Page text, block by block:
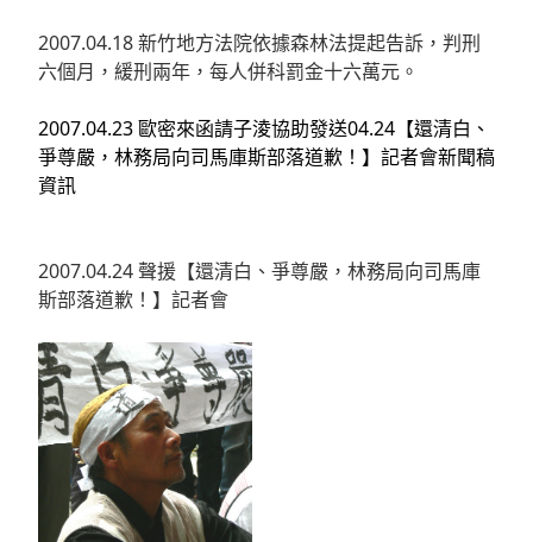
2007.04.18 新竹地方法院依據森林法提起告訴，判刑
六個月，緩刑兩年，每人併科罰金十六萬元 。
2007.04.23 歐密來函請子淩協助發送04.24【還清白、
爭尊嚴，林務局向司馬庫斯部落道歉！】記者會新聞稿
資訊
2007.04.24 聲援【還清白、爭尊嚴，林務局向司馬庫
斯部落道歉！】記者會